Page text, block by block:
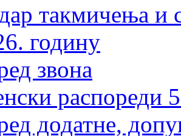
такмичења
годину
звона
распореди
додатне,